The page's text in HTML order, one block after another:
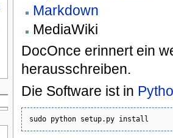
Markdown
MediaWiki
DocOnce erinnert ein
herausschreiben.
Die Software ist in